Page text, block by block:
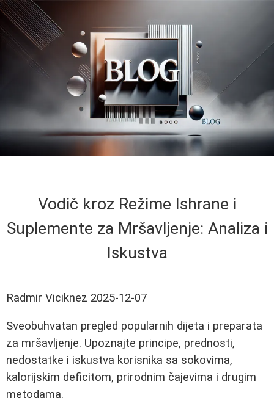
Vodič kroz Režime Ishrane i
Suplemente za Mršavljenje: Analiza i
Iskustva
Radmir Viciknez 2025-12-07
Sveobuhvatan pregled popularnih dijeta i preparata
za mršavljenje. Upoznajte principe, prednosti,
nedostatke i iskustva korisnika sa sokovima,
kalorijskim deficitom, prirodnim čajevima i drugim
metodama.